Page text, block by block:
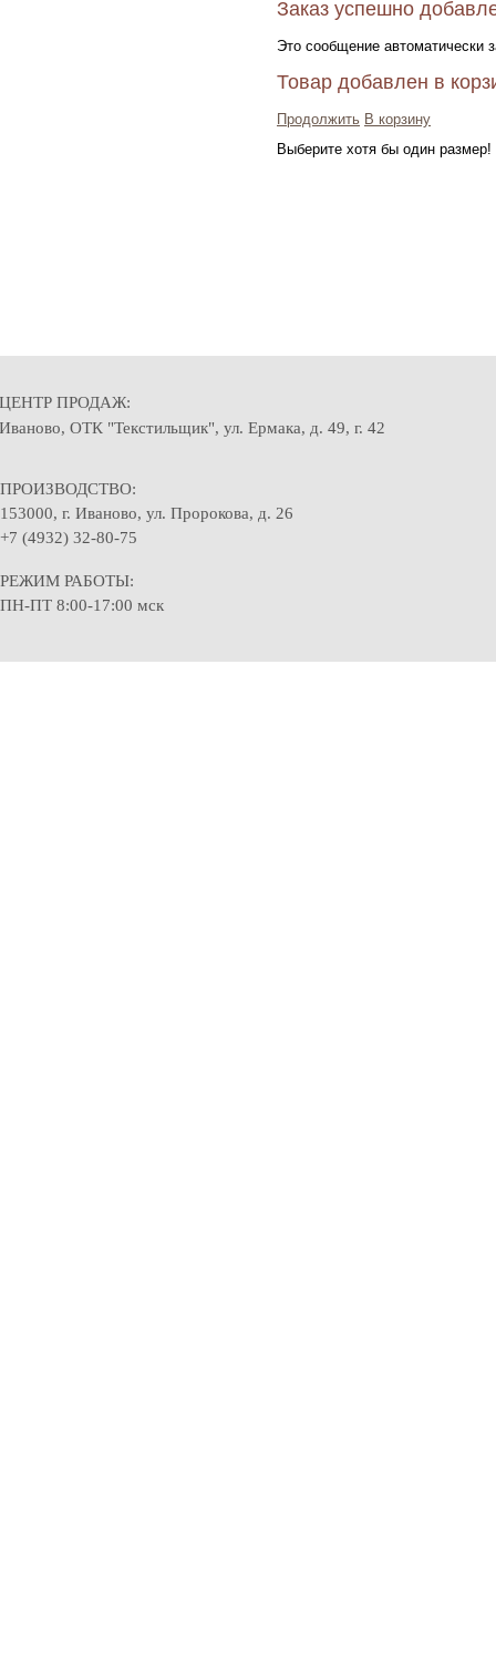
Заказ успешно
Это сообщение автоматически
Товар добавлен в
Продолжить В корзину
Выберите хотя бы один размер!
ЦЕНТР ПРОДАЖ:
Иваново, ОТК "Текстильщик", ул. Ермака, д. 49, г. 42
ПРОИЗВОДСТВО:
153000, г. Иваново, ул. Пророкова, д. 26
+7 (4932) 32-80-75
РЕЖИМ РАБОТЫ:
ПН-ПТ 8:00-17:00 мск